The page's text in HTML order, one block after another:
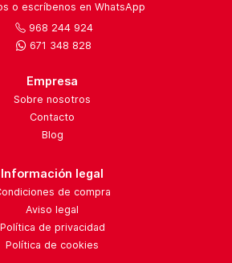
o escríbenos en WhatsApp
968 244 924
671 348 828
Empresa
Sobre nosotros
Contacto
Blog
Información legal
de compra
Aviso legal
Política de privacidad
Política de cookies